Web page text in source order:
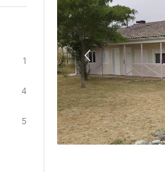
1
4
5